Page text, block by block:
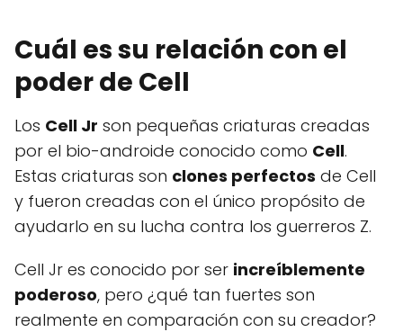
Cuál es su relación con el
poder de Cell
Los Cell Jr son pequeñas criaturas creadas
por el bio-androide conocido como Cell.
Estas criaturas son clones perfectos de Cell
y fueron creadas con el único propósito de
ayudarlo en su lucha contra los guerreros Z.
Cell Jr es conocido por ser increíblemente
poderoso, pero ¿qué tan fuertes son
realmente en comparación con su creador?